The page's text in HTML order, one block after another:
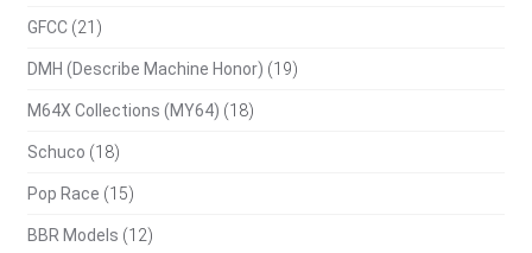
GFCC (21)
DMH (Describe Machine Honor) (19)
M64X Collections (MY64) (18)
Schuco (18)
Pop Race (15)
BBR Models (12)